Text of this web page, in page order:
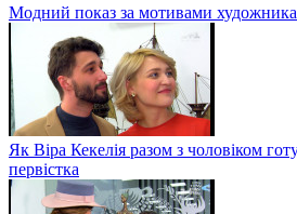
Модний показ за мотивами
Як Віра Кекелія разом з чоловіком
первістка